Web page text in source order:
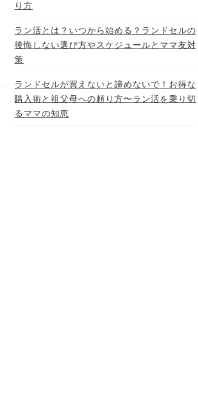
り方
ラン活とは？いつから始める？ランドセルの
後悔しない選び方やスケジュールとママ友対
策
ランドセルが買えないと諦めないで！お得な
購入術と祖父母への頼り方〜ラン活を乗り切
るママの知恵